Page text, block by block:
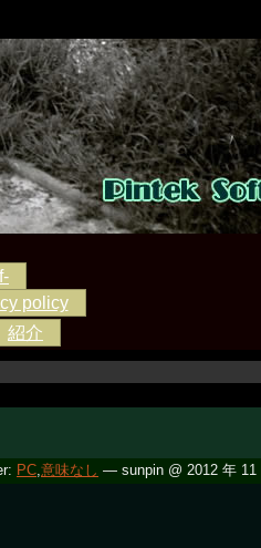
policy
紹介
PC,意味なし — sunpin @ 2012 年 11